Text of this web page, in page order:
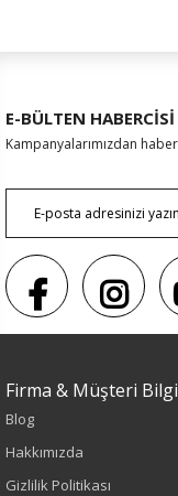
Ekru
Sezon
E-BÜLTEN HABERCİSİ
Kampanyalarımızdan
Firma & Müşteri
Blog
Hakkımızda
Gizlilik Politikası